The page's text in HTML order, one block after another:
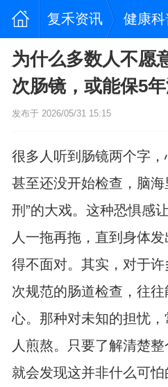
复禾资讯 健康科
为什么多数人不愿
次肠镜，或能保5
发布于 2026/05/31 15:15
很多人听到肠镜两个字，
甚至还没开始检查，脑
刑”的大戏。这种恐惧感
人一拖再拖，直到身体
得不面对。其实，对于
次规范的肠道检查，往
心。那种对未知的担忧
人煎熬。只要了解清楚
就会发现这并非什么可